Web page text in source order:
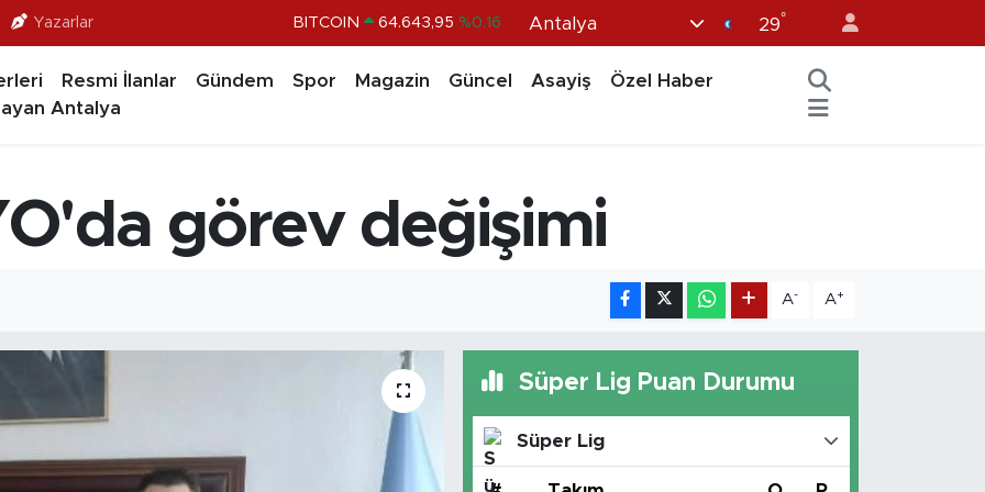
Yazarlar BITCOIN 64.643,95 %0.16
BİST100 13.799 %70
Antalya 29°
Resmi İlanlar Gündem Spor Magazin Güncel Asayiş
Özel Haber
Antalya
görev değişimi
A- A+
Süper Lig Puan Durumu
Süper Lig